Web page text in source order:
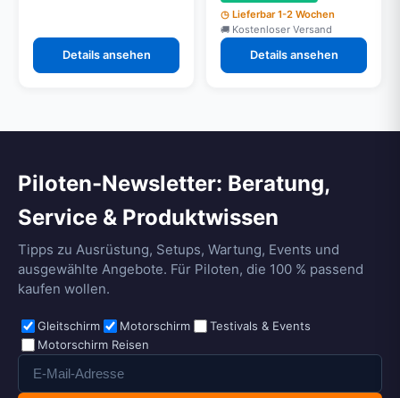
Details ansehen
Lieferbar 1-2 Wochen
Kostenloser Versand
Details ansehen
Piloten-Newsletter: Beratung,
Service & Produktwissen
Tipps zu Ausrüstung, Setups, Wartung, Events und
ausgewählte Angebote. Für Piloten, die 100 % passend
kaufen wollen.
Gleitschirm Motorschirm
Testivals & Events
Motorschirm Reisen